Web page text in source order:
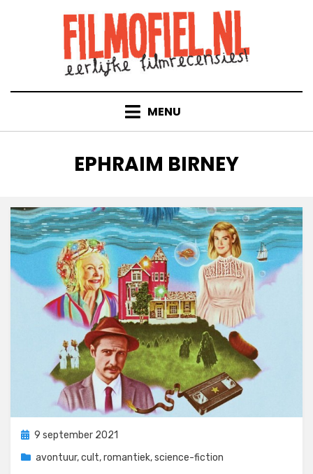
MENU
TAG
:
EPHRAIM BIRNEY
Geplaatst
9 september 2021
avontuur,cult,romantiek,science-fiction